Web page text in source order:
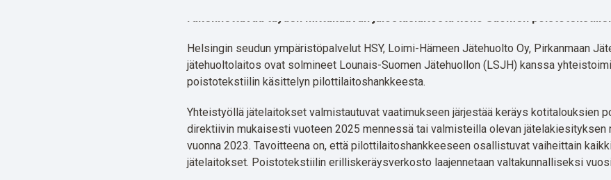
rakennettavaa täyden mittakaavan jalostuslaitosta koko Suomen
Helsingin seudun ympäristöpalvelut HSY, Loimi-Hämeen Jätehuolto Oy, Pirkanmaan
jätehuoltolaitos ovat solmineet Lounais-Suomen Jätehuollon (LSJH) kanssa
poistotekstiilin käsittelyn pilottilaitoshankkeesta.
Yhteistyöllä jätelaitokset valmistautuvat vaatimukseen järjestää keräys kotitalouksien
direktiivin mukaisesti vuoteen 2025 mennessä tai valmisteilla olevan jätelakiesityksen
vuonna 2023. Tavoitteena on, että pilottilaitoshankkeeseen osallistuvat vaiheittain
jätelaitokset. Poistotekstiilin erilliskeräysverkosto laajennetaan valtakunnalliseksi